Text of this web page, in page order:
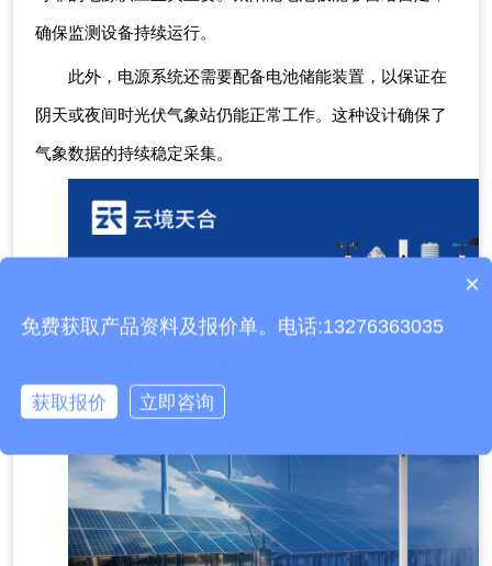
确保监测设备持续运行。
此外，电源系统还需要配备电池储能装置，以保证在
阴天或夜间时光伏气象站仍能正常工作。这种设计确保了
气象数据的持续稳定采集。
产品包含安装吗？
×
免费获取产品资料及报价单。电话:13276363035
获取报价 立即咨询